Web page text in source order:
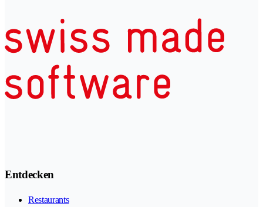
Entdecken
Restaurants